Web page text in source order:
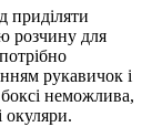
приділяти
розчину для
рукавичок і
неможлива,
окуляри.